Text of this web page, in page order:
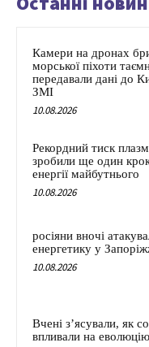
Камери на дронах
морської піхоти
передавали дані до
ЗМІ
10.08.2026
Рекордний тиск
зробили ще один
енергії майбутнього
10.08.2026
росіяни вночі
енергетику у
10.08.2026
Вчені з’ясували, як
впливали на